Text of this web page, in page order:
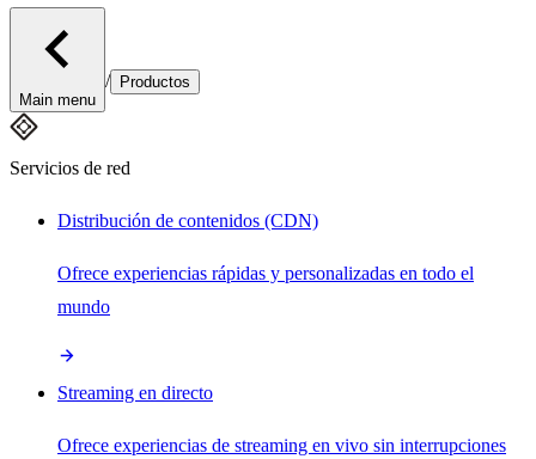
Main menu
/ Productos
Servicios de red
Distribución de contenidos (CDN)
Ofrece experiencias rápidas y personalizadas en todo el
mundo
Streaming en directo
Ofrece experiencias de streaming en vivo sin interrupciones